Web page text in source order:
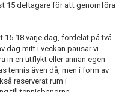
15 deltagare för att genomföra
15-18 varje dag, fördelat på två
dag mitt i veckan pausar vi
in en utflykt eller annan egen
tennis även då, men i form av
reserverat rum i